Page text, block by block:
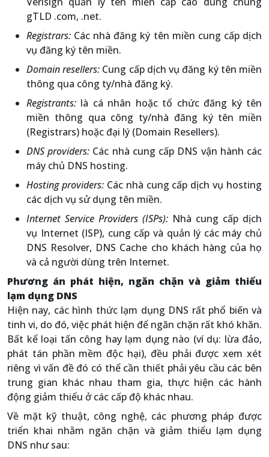
gTLD .com, .net.
Registrars: Các nhà đăng ký tên miền cung cấp dịch
vụ đăng ký tên miền.
Domain resellers: Cung cấp dịch vụ đăng ký tên miền
thông qua công ty/nhà đăng ký.
Registrants: là cá nhân hoặc tổ chức đăng ký tên
miền thông qua công ty/nhà đăng ký tên miền
(Registrars) hoặc đại lý (Domain Resellers).
DNS providers: Các nhà cung cấp DNS vận hành các
máy chủ DNS hosting.
Hosting providers: Các nhà cung cấp dịch vụ hosting
các dịch vụ sử dụng tên miền.
Internet Service Providers (ISPs): Nhà cung cấp dịch
vụ Internet (ISP), cung cấp và quản lý các máy chủ
DNS Resolver, DNS Cache cho khách hàng của họ
và cả người dùng trên Internet.
Phương án phát hiện, ngăn chặn và giảm thiểu
lạm dụng DNS
Hiện nay, các hình thức lạm dụng DNS rất phổ biến và
tinh vi, do đó, việc phát hiện để ngăn chặn rất khó khăn.
Bất kể loại tấn công hay lạm dụng nào (ví dụ: lừa đảo,
phát tán phần mềm độc hại), đều phải được xem xét
riêng vì vấn đề đó có thể cần thiết phải yêu cầu các bên
trung gian khác nhau tham gia, thực hiện các hành
động giảm thiểu ở các cấp độ khác nhau.
Về mặt kỹ thuật, công nghệ, các phương pháp được
triển khai nhằm ngăn chặn và giảm thiểu lạm dụng
DNS như sau: